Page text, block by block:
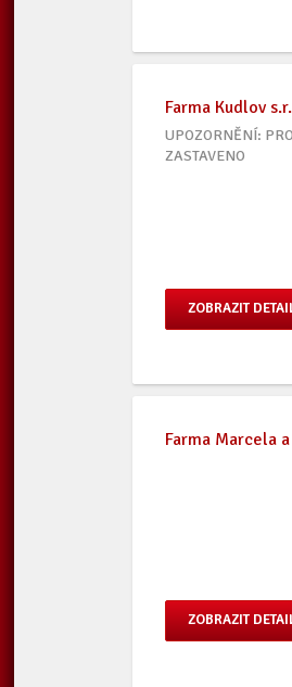
Farma Kudlov
UPOZORNĚNÍ:
ZASTAVENO
ZOBRAZIT
Farma Marcela
ZOBRAZIT